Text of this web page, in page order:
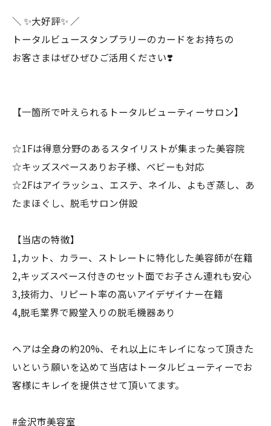
＼ ✨大好評✨ ／
トータルビュースタンプラリーのカードをお持ちの
お客さまはぜひぜひご活用ください❣️
【一箇所で叶えられるトータルビューティーサロン】
☆1Fは得意分野のあるスタイリストが集まった美容院
☆キッズスペースありお子様、ベビーも対応
☆2Fはアイラッシュ、エステ、ネイル、よもぎ蒸し、あ
たまほぐし、脱毛サロン併設
【当店の特徴】
1,カット、カラー、ストレートに特化した美容師が在籍
2,キッズスペース付きのセット面でお子さん連れも安心
3,技術力、リピート率の高いアイデザイナー在籍
4,脱毛業界で殿堂入りの脱毛機器あり
ヘアは全身の約20%、それ以上にキレイになって頂きた
いという願いを込めて当店はトータルビューティーでお
客様にキレイを提供させて頂いてます。
#金沢市美容室